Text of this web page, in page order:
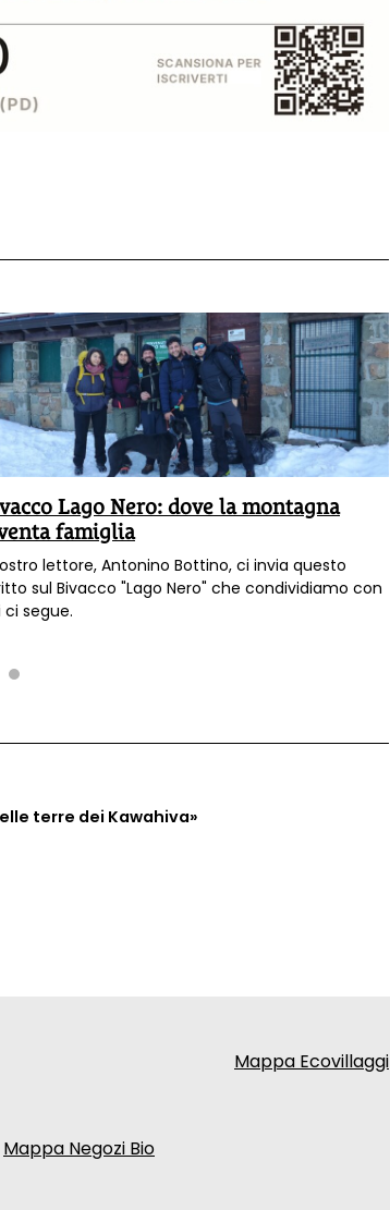
Lago Nero: dove la montagna
famiglia
lettore, Antonino Bottino, ci invia questo
sul Bivacco "Lago Nero" che condividiamo con
ci segue.
terre dei Kawahiva»
Mappa Negozi Bio
Mappa Ecovillaggi